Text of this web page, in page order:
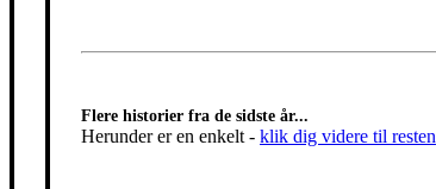
Flere historier fra de sidste år...
Herunder er en enkelt - klik dig videre til resten